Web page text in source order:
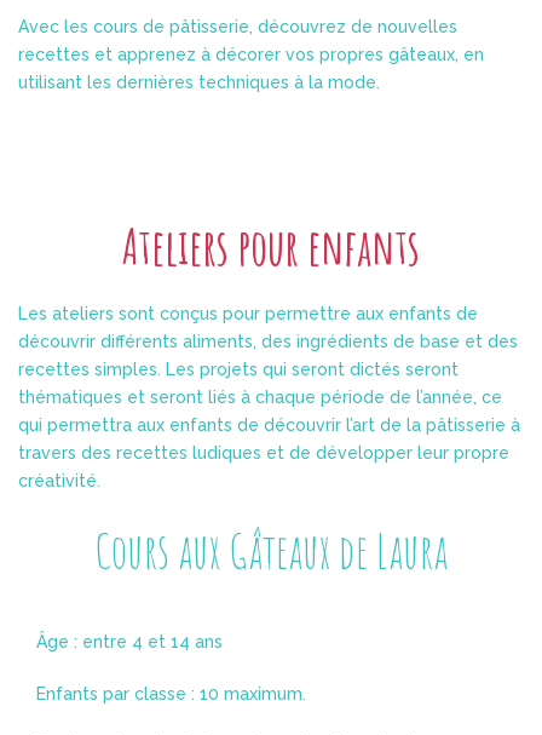
Avec les cours de pâtisserie, découvrez de nouvelles
recettes et apprenez à décorer vos propres gâteaux, en
utilisant les dernières techniques à la mode.
Ateliers pour enfants
Les ateliers sont conçus pour permettre aux enfants de
découvrir différents aliments, des ingrédients de base et des
recettes simples. Les projets qui seront dictés seront
thématiques et seront liés à chaque période de l’année, ce
qui permettra aux enfants de découvrir l’art de la pâtisserie à
travers des recettes ludiques et de développer leur propre
créativité.
Cours aux Gâteaux de Laura
Âge : entre 4 et 14 ans
Enfants par classe : 10 maximum.